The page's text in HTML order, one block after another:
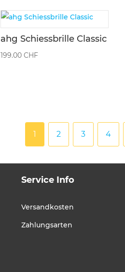
ahg Schiessbrille Classic
199.00 CHF
1 2 3 4
Service Info
Versandkosten
Zahlungsarten